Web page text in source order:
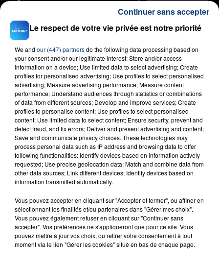
FIL D'ACTU
23 juillet 2026
INCENDIE MORTEL À LENS : UNE FEMME ET
SON BÉBÉ ENTRE LA VIE ET LA...
aspergé sa compagne et leur bébé de trois mois
d'un liquide inflammable.
Le respect de votre vie privée est notre priorité
We and our (447) partnersdo the following data processing based on
your consent and/or our legitimate interest: Store and/or access
information on a device; Use limited data to select advertising; Create
profiles for personalised advertising; Use profiles to select personalised
advertising; Measure advertising performance; Measure content
performance; Understand audiences through statistics or combinations
of data from different sources; Develop and improve services; Create
profiles to personalise content; Use profiles to select personalised
content; Use limited data to select content; Ensure security, prevent and
detect fraud, and fix errors; Deliver and present advertising and content;
Save and communicate privacy choices. These technologies may
process personal data such as IP address and browsing data to offer
following functionalities: Identify devices based on information actively
requested; Use precise geolocation data; Match and combine data from
other data sources; Link different devices; Identify devices based on
information transmitted automatically.
Vous pouvez accepter en cliquant sur "Accepter et fermer", ou affiner en
sélectionnant les finalités et/ou partenaires dans "Gérer mes choix".
Vous pouvez également refuser en cliquant sur "Continuer sans
accepter". Vos préférences ne s'appliqueront que pour ce site. Vous
pouvez mettre à jour vos choix, ou retirer votre consentement à tout
moment via le lien "Gérer les cookies" situé en bas de chaque page.
Continuer sans accepter